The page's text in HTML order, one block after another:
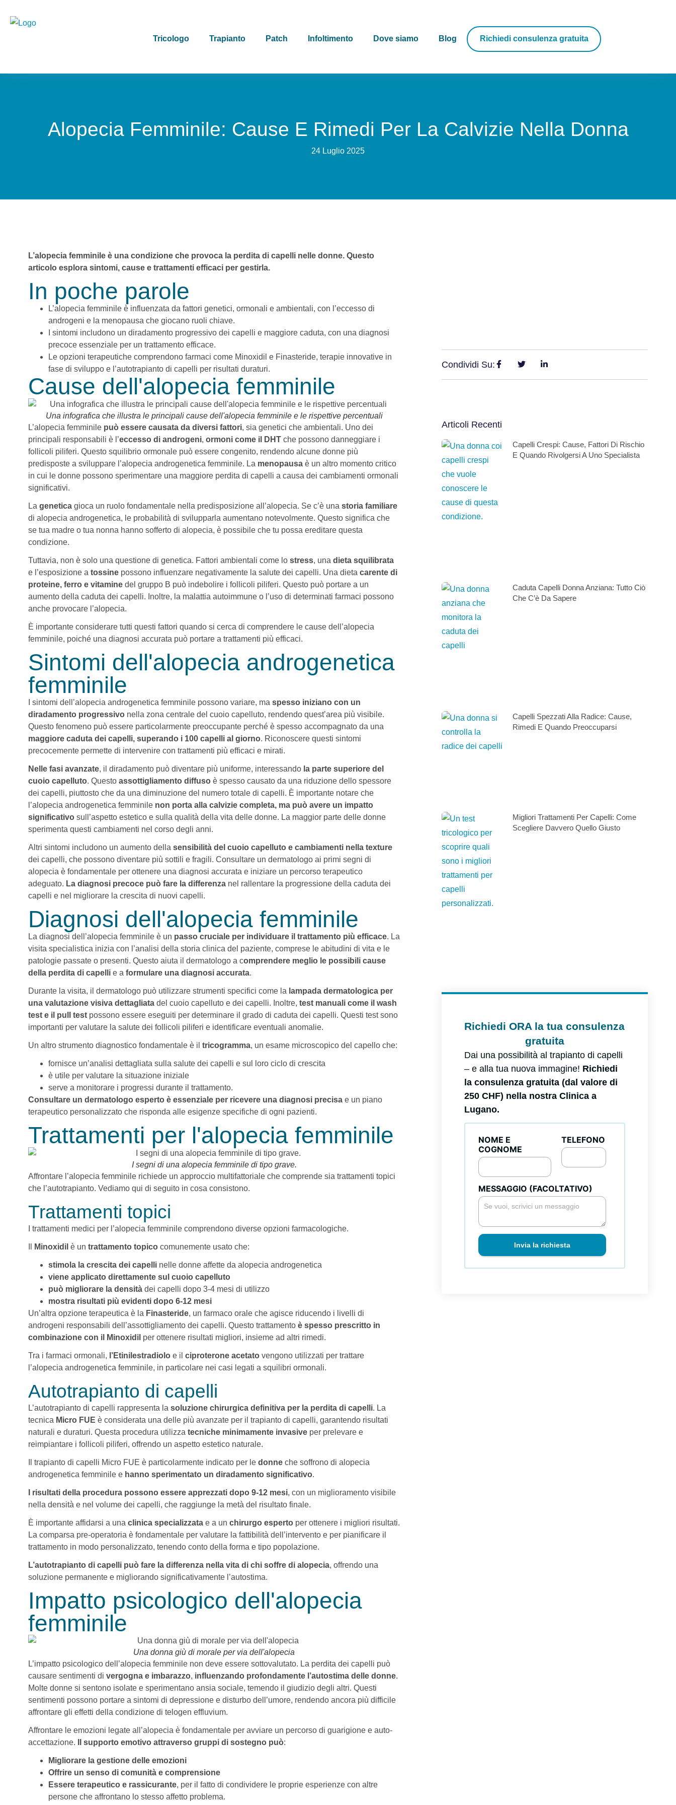
Tricologo Trapianto Patch Infoltimento Dove siamo Blog Richiedi consulenza gratuita
Alopecia Femminile: Cause E Rimedi Per La Calvizie Nella Donna
24 Luglio 2025
L’alopecia femminile è una condizione che provoca la perdita di capelli nelle donne. Questo
articolo esplora sintomi, cause e trattamenti efficaci per gestirla.
In poche parole
L’alopecia femminile è influenzata da fattori genetici, ormonali e ambientali, con l’eccesso di
androgeni e la menopausa che giocano ruoli chiave.
I sintomi includono un diradamento progressivo dei capelli e maggiore caduta, con una diagnosi
precoce essenziale per un trattamento efficace.
Le opzioni terapeutiche comprendono farmaci come Minoxidil e Finasteride, terapie innovative in
fase di sviluppo e l’autotrapianto di capelli per risultati duraturi.
Cause dell'alopecia femminile
Una infografica che illustra le principali cause dell'alopecia femminile e le rispettive percentuali
L’alopecia femminile può essere causata da diversi fattori, sia genetici che ambientali. Uno dei
principali responsabili è l’eccesso di androgeni, ormoni come il DHT che possono danneggiare i
follicoli piliferi. Questo squilibrio ormonale può essere congenito, rendendo alcune donne più
predisposte a sviluppare l’alopecia androgenetica femminile. La menopausa è un altro momento critico
in cui le donne possono sperimentare una maggiore perdita di capelli a causa dei cambiamenti ormonali
significativi.
La genetica gioca un ruolo fondamentale nella predisposizione all’alopecia. Se c’è una storia familiare
di alopecia androgenetica, le probabilità di svilupparla aumentano notevolmente. Questo significa che
se tua madre o tua nonna hanno sofferto di alopecia, è possibile che tu possa ereditare questa
condizione.
Tuttavia, non è solo una questione di genetica. Fattori ambientali come lo stress, una dieta squilibrata
e l’esposizione a tossine possono influenzare negativamente la salute dei capelli. Una dieta carente di
proteine, ferro e vitamine del gruppo B può indebolire i follicoli piliferi. Questo può portare a un
aumento della caduta dei capelli. Inoltre, la malattia autoimmune o l’uso di determinati farmaci possono
anche provocare l’alopecia.
È importante considerare tutti questi fattori quando si cerca di comprendere le cause dell’alopecia
femminile, poiché una diagnosi accurata può portare a trattamenti più efficaci.
Sintomi dell'alopecia androgenetica
femminile
I sintomi dell’alopecia androgenetica femminile possono variare, ma spesso iniziano con un
diradamento progressivo nella zona centrale del cuoio capelluto, rendendo quest’area più visibile.
Questo fenomeno può essere particolarmente preoccupante perché è spesso accompagnato da una
maggiore caduta dei capelli, superando i 100 capelli al giorno. Riconoscere questi sintomi
precocemente permette di intervenire con trattamenti più efficaci e mirati.
Nelle fasi avanzate, il diradamento può diventare più uniforme, interessando la parte superiore del
cuoio capelluto. Questo assottigliamento diffuso è spesso causato da una riduzione dello spessore
dei capelli, piuttosto che da una diminuzione del numero totale di capelli. È importante notare che
l’alopecia androgenetica femminile non porta alla calvizie completa, ma può avere un impatto
significativo sull’aspetto estetico e sulla qualità della vita delle donne. La maggior parte delle donne
sperimenta questi cambiamenti nel corso degli anni.
Altri sintomi includono un aumento della sensibilità del cuoio capelluto e cambiamenti nella texture
dei capelli, che possono diventare più sottili e fragili. Consultare un dermatologo ai primi segni di
alopecia è fondamentale per ottenere una diagnosi accurata e iniziare un percorso terapeutico
adeguato. La diagnosi precoce può fare la differenza nel rallentare la progressione della caduta dei
capelli e nel migliorare la crescita di nuovi capelli.
Diagnosi dell'alopecia femminile
La diagnosi dell’alopecia femminile è un passo cruciale per individuare il trattamento più efficace. La
visita specialistica inizia con l’analisi della storia clinica del paziente, comprese le abitudini di vita e le
patologie passate o presenti. Questo aiuta il dermatologo a comprendere meglio le possibili cause
della perdita di capelli e a formulare una diagnosi accurata.
Durante la visita, il dermatologo può utilizzare strumenti specifici come la lampada dermatologica per
una valutazione visiva dettagliata del cuoio capelluto e dei capelli. Inoltre, test manuali come il wash
test e il pull test possono essere eseguiti per determinare il grado di caduta dei capelli. Questi test sono
importanti per valutare la salute dei follicoli piliferi e identificare eventuali anomalie.
Un altro strumento diagnostico fondamentale è il tricogramma, un esame microscopico del capello che:
fornisce un’analisi dettagliata sulla salute dei capelli e sul loro ciclo di crescita
è utile per valutare la situazione iniziale
serve a monitorare i progressi durante il trattamento.
Consultare un dermatologo esperto è essenziale per ricevere una diagnosi precisa e un piano
terapeutico personalizzato che risponda alle esigenze specifiche di ogni pazienti.
Trattamenti per l'alopecia femminile
I segni di una alopecia femminile di tipo grave.
Affrontare l’alopecia femminile richiede un approccio multifattoriale che comprende sia trattamenti topici
che l’autotrapianto. Vediamo qui di seguito in cosa consistono.
Trattamenti topici
I trattamenti medici per l’alopecia femminile comprendono diverse opzioni farmacologiche.
Minoxidil è un trattamento topico comunemente usato che:
stimola la crescita dei capelli nelle donne affette da alopecia androgenetica
viene applicato direttamente sul cuoio capelluto
può migliorare la densità dei capelli dopo 3-4 mesi di utilizzo
mostra risultati più evidenti dopo 6-12 mesi
Un’altra opzione terapeutica è la Finasteride, un farmaco orale che agisce riducendo i livelli di
androgeni responsabili dell’assottigliamento dei capelli. Questo trattamento è spesso prescritto in
combinazione con il Minoxidil per ottenere risultati migliori, insieme ad altri rimedi.
Tra i farmaci ormonali, l’Etinilestradiolo e il ciproterone acetato vengono utilizzati per trattare
l’alopecia androgenetica femminile, in particolare nei casi legati a squilibri ormonali.
Autotrapianto di capelli
L’autotrapianto di capelli rappresenta la soluzione chirurgica definitiva per la perdita di capelli. La
tecnica Micro FUE è considerata una delle più avanzate per il trapianto di capelli, garantendo risultati
naturali e duraturi. Questa procedura utilizza tecniche minimamente invasive per prelevare e
reimpiantare i follicoli piliferi, offrendo un aspetto estetico naturale.
Il trapianto di capelli Micro FUE è particolarmente indicato per le donne che soffrono di alopecia
androgenetica femminile e hanno sperimentato un diradamento significativo.
I risultati della procedura possono essere apprezzati dopo 9-12 mesi, con un miglioramento visibile
nella densità e nel volume dei capelli, che raggiunge la metà del risultato finale.
È importante affidarsi a una clinica specializzata e a un chirurgo esperto per ottenere i migliori risultati.
La comparsa pre-operatoria è fondamentale per valutare la fattibilità dell’intervento e per pianificare il
trattamento in modo personalizzato, tenendo conto della forma e tipo popolazione.
L’autotrapianto di capelli può fare la differenza nella vita di chi soffre di alopecia, offrendo una
soluzione permanente e migliorando significativamente l’autostima.
Impatto psicologico dell'alopecia
femminile
Una donna giù di morale per via dell'alopecia
L’impatto psicologico dell’alopecia femminile non deve essere sottovalutato. La perdita dei capelli può
causare sentimenti di vergogna e imbarazzo, influenzando profondamente l’autostima delle donne.
Molte donne si sentono isolate e sperimentano ansia sociale, temendo il giudizio degli altri. Questi
sentimenti possono portare a sintomi di depressione e disturbo dell’umore, rendendo ancora più difficile
affrontare gli effetti della condizione di telogen effluvium.
Affrontare le emozioni legate all’alopecia è fondamentale per avviare un percorso di guarigione e auto-
accettazione.
Il supporto emotivo attraverso gruppi di sostegno può:
Migliorare la gestione delle emozioni
Offrire un senso di comunità e comprensione
Essere terapeutico e rassicurante, per il fatto di condividere le proprie esperienze con altre
persone che affrontano lo stesso affetto problema.
Condividi Su:
Articoli Recenti
Capelli Crespi: Cause, Fattori Di Rischio
E Quando Rivolgersi A Uno Specialista
Caduta Capelli Donna Anziana: Tutto Ciò
Che C’è Da Sapere
Capelli Spezzati Alla Radice: Cause,
Rimedi E Quando Preoccuparsi
Migliori Trattamenti Per Capelli: Come
Scegliere Davvero Quello Giusto
Richiedi ORA la tua consulenza
gratuita
Dai una possibilità al trapianto di capelli
– e alla tua nuova immagine! Richiedi
la consulenza gratuita (dal valore di
250 CHF) nella nostra Clinica a
Lugano.
NOME E
COGNOME
TELEFONO
MESSAGGIO (FACOLTATIVO)
Invia la richiesta